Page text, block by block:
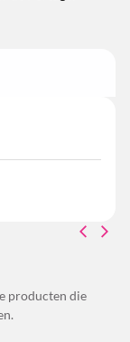
producten die